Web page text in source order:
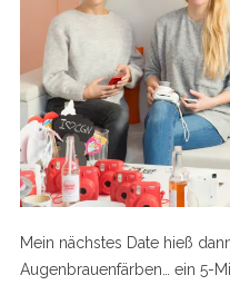
Mein nächstes Date hieß
Augenbrauenfärben… ein 5-